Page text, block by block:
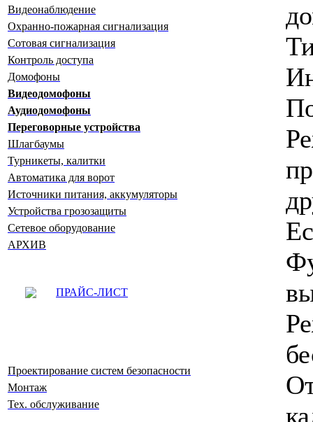
Видеонаблюдение
Охранно-пожарная сигнализация
Сотовая сигнализация
Контроль доступа
Домофоны
Видеодомофоны
Аудиодомофоны
Переговорные устройства
Шлагбаумы
Турникеты, калитки
Автоматика для ворот
Источники питания, аккумуляторы
Устройства грозозащиты
Сетевое оборудование
АРХИВ
ПРАЙС-ЛИСТ
Проектирование систем безопасности
Монтаж
Тех. обслуживание